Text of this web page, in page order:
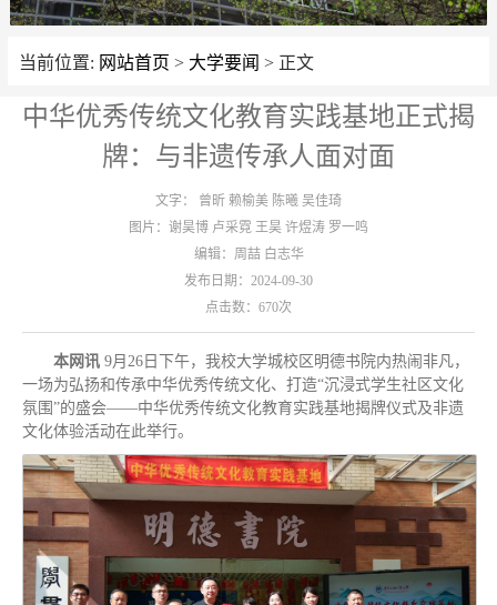
当前位置: 网站首页 > 大学要闻 > 正文
中华优秀传统文化教育实践基地正式揭
牌：与非遗传承人面对面
文字： 曾昕 赖榆美 陈曦 吴佳琦
图片：谢昊博 卢采霓 王昊 许煜涛 罗一鸣
编辑：周喆 白志华
发布日期：2024-09-30
点击数： 670次
本网讯 9月26日下午，我校大学城校区明德书院内热闹非凡，
一场为弘扬和传承中华优秀传统文化、打造“沉浸式学生社区文化
氛围”的盛会——中华优秀传统文化教育实践基地揭牌仪式及非遗
文化体验活动在此举行。